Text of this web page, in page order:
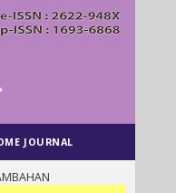
JOURNAL